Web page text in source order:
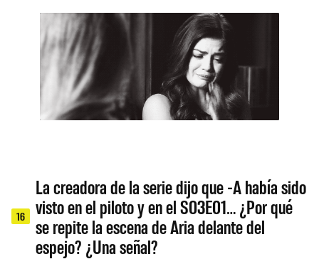
16
La creadora de la serie dijo que -A había sido
visto en el piloto y en el S03E01… ¿Por qué
se repite la escena de Aria delante del
espejo? ¿Una señal?